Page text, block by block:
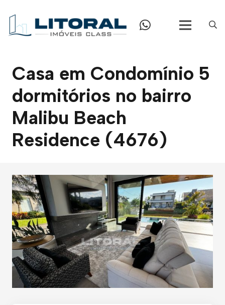
Casa em Condomínio 5
dormitórios no bairro
Malibu Beach
Residence (4676)